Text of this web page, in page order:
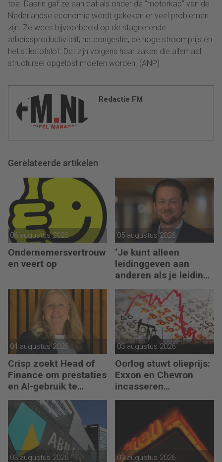
toe. Daarin gaf ze aan dat als onder de “motorkap” van de
Nederlandse economie wordt gekeken er veel problemen
zijn. Ze wees bijvoorbeeld op de stagnerende
arbeidsproductiviteit, netcongestie, de hoge stroomprijs en
het stikstofslot. Dat zijn volgens haar zaken die allemaal
structureel opgelost moeten worden. (ANP)
Redactie FM
Gerelateerde artikelen
06 augustus 2026
Ondernemersvertrouw
en veert op
05 augustus 2026
‘Je kunt alleen
leidinggeven aan
anderen als je leiding
kunt geven aan jezelf’
04 augustus 2026
Crisp zoekt Head of
Finance om prestaties
en AI-gebruik te
versnellen
03 augustus 2026
Oorlog stuwt olieprijs:
Exxon en Chevron
incasseren
miljardenwinsten
03 augustus 2026 03 augustus 2026